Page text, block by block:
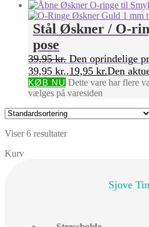
Stål Øskner / O-
pose
39,95kr. Den oprindelige
39,95 kr..19,95 kr.Den
KØB NU Dette vare har flere
vælges på varesiden
Viser 6 resultater
Kurv
Sjove